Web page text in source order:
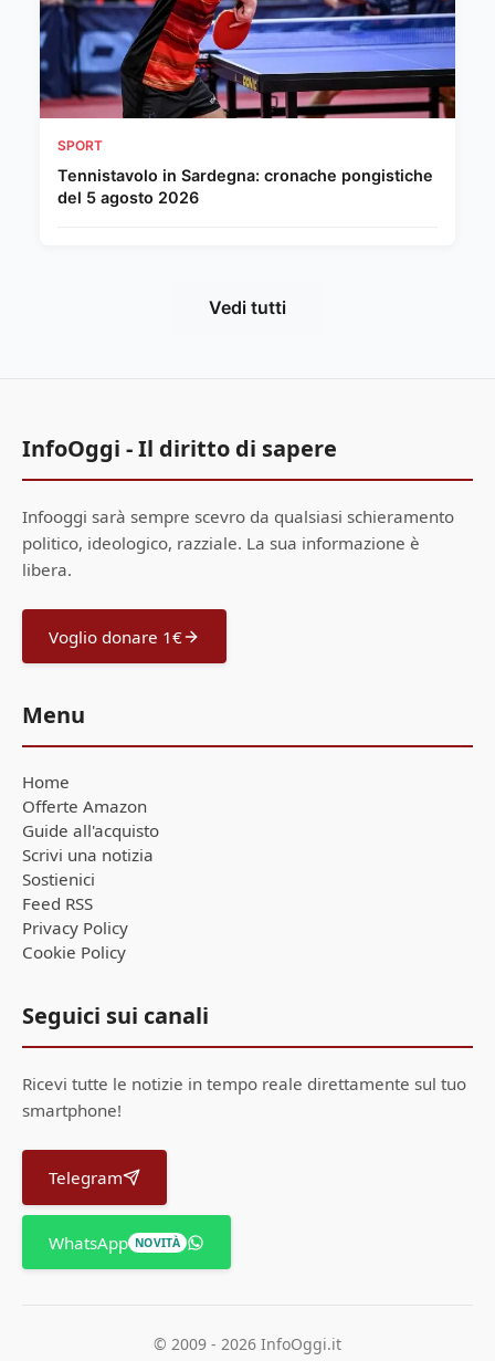
SPORT
Tennistavolo in Sardegna: cronache pongistiche
del 5 agosto 2026
Vedi tutti
InfoOggi - Il diritto di sapere
Infooggi sarà sempre scevro da qualsiasi schieramento
politico, ideologico, razziale. La sua informazione è
libera.
Voglio donare 1€
Menu
Home
Offerte Amazon
Guide all'acquisto
Scrivi una notizia
Sostienici
Feed RSS
Privacy Policy
Cookie Policy
Seguici sui canali
Ricevi tutte le notizie in tempo reale direttamente sul tuo
smartphone!
Telegram
WhatsApp NOVITÀ
© 2009 - 2026 InfoOggi.it